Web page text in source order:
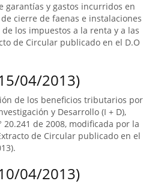
y gastos incurridos en
cierre de faenas e instalaciones
los impuestos a la renta y a las
de Circular publicado en el D.O
04/2013)
de los beneficios tributarios por
y Desarrollo (I + D),
20.241 de 2008, modificada por la
de Circular publicado en el
04/2013)